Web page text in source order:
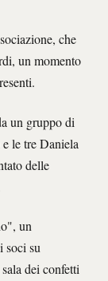
che
un momento
un gruppo di
le tre Daniela
delle
un
soci su
dei confetti